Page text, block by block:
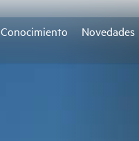
Conocimiento Novedades